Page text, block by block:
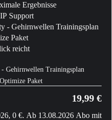
Ergebnisse
Support
- Gehirnwellen Trainingsplan
Paket
reicht
Gehirnwellen Trainingsplan
Paket
19,99 €
mit